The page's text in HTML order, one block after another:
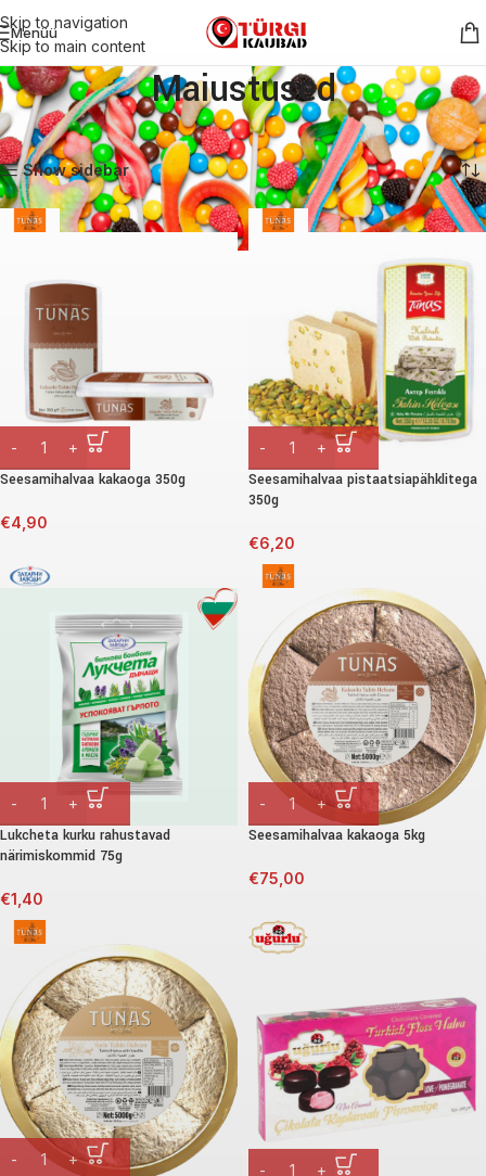
Skip to navigation
Skip to main content
Menüü
Maiustused
Esileht Maiustused Lehekülg 3 Näitan 25–27 tulemust 27-st
Show sidebar
Seesamihalvaa kakaoga 350g
€4,90
Seesamihalvaa pistaatsiapähklitega
350g
€6,20
Lukcheta kurku rahustavad
närimiskommid 75g
€1,40
Seesamihalvaa kakaoga 5kg
€75,00